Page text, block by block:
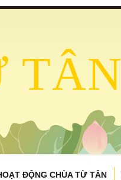
TÂN
ĐỘNG CHÙA TỪ TÂN